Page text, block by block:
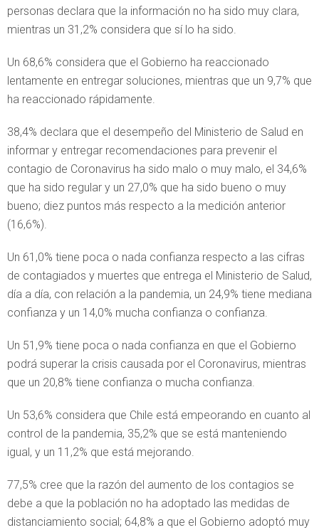
personas declara que la información no ha sido muy clara,
mientras un 31,2% considera que sí lo ha sido.
Un 68,6% considera que el Gobierno ha reaccionado
lentamente en entregar soluciones, mientras que un 9,7% que
ha reaccionado rápidamente.
38,4% declara que el desempeño del Ministerio de Salud en
informar y entregar recomendaciones para prevenir el
contagio de Coronavirus ha sido malo o muy malo, el 34,6%
que ha sido regular y un 27,0% que ha sido bueno o muy
bueno; diez puntos más respecto a la medición anterior
(16,6%).
Un 61,0% tiene poca o nada confianza respecto a las cifras
de contagiados y muertes que entrega el Ministerio de Salud,
día a día, con relación a la pandemia, un 24,9% tiene mediana
confianza y un 14,0% mucha confianza o confianza.
Un 51,9% tiene poca o nada confianza en que el Gobierno
podrá superar la crisis causada por el Coronavirus, mientras
que un 20,8% tiene confianza o mucha confianza.
Un 53,6% considera que Chile está empeorando en cuanto al
control de la pandemia, 35,2% que se está manteniendo
igual, y un 11,2% que está mejorando.
77,5% cree que la razón del aumento de los contagios se
debe a que la población no ha adoptado las medidas de
distanciamiento social; 64,8% a que el Gobierno adoptó muy